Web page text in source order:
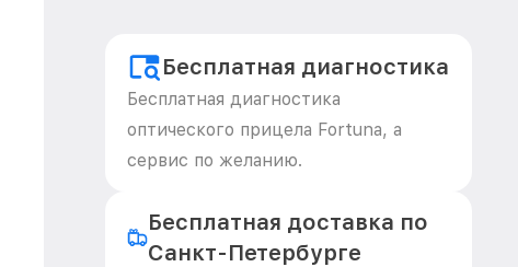
Бесплатная диагностика
Бесплатная диагностика
оптического прицела Fortuna, а
сервис по желанию.
Бесплатная доставка по
Санкт-Петербурге